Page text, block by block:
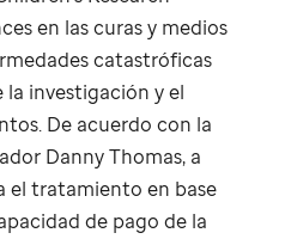
en las curas y medios
catastróficas
la investigación y el
De acuerdo con la
Danny Thomas, a
el tratamiento en base
de pago de la